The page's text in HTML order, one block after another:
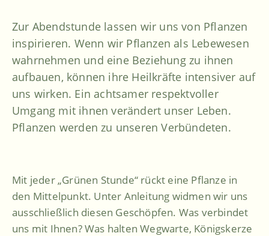
Zur Abendstunde lassen wir uns von Pflanzen
inspirieren. Wenn wir Pflanzen als Lebewesen
wahrnehmen und eine Beziehung zu ihnen
aufbauen, können ihre Heilkräfte intensiver auf
uns wirken. Ein achtsamer respektvoller
Umgang mit ihnen verändert unser Leben.
Pflanzen werden zu unseren Verbündeten.
Mit jeder „Grünen Stunde“ rückt eine Pflanze in
den Mittelpunkt. Unter Anleitung widmen wir uns
ausschließlich diesen Geschöpfen. Was verbindet
uns mit Ihnen? Was halten Wegwarte, Königskerze